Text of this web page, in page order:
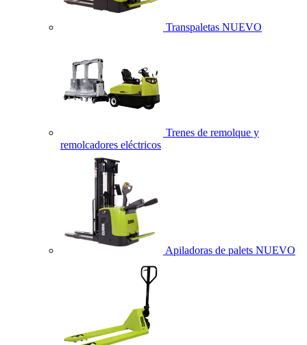
Transpaletas NUEVO
Trenes de remolque y
remolcadores eléctricos
Apiladoras de palets NUEVO